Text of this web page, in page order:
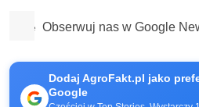
Obserwuj nas w Google
Dodaj AgroFakt.pl jako
Google